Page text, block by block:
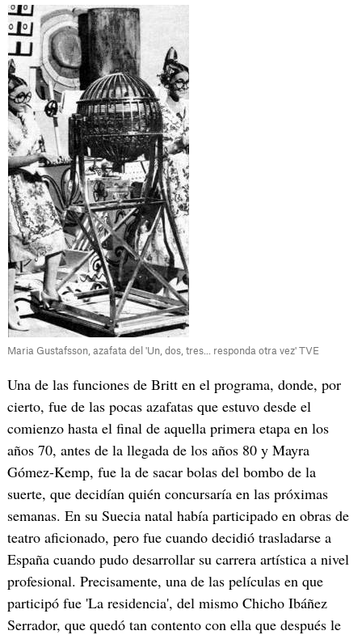
Maria Gustafsson, azafata del 'Un, dos, tres... responda otra vez' TVE
Una de las funciones de Britt en el programa, donde, por
cierto, fue de las pocas azafatas que estuvo desde el
comienzo hasta el final de aquella primera etapa en los
años 70, antes de la llegada de los años 80 y Mayra
Gómez-Kemp, fue la de sacar bolas del bombo de la
suerte, que decidían quién concursaría en las próximas
semanas. En su Suecia natal había participado en obras de
teatro aficionado, pero fue cuando decidió trasladarse a
España cuando pudo desarrollar su carrera artística a nivel
profesional. Precisamente, una de las películas en que
participó fue 'La residencia', del mismo Chicho Ibáñez
Serrador, que quedó tan contento con ella que después le